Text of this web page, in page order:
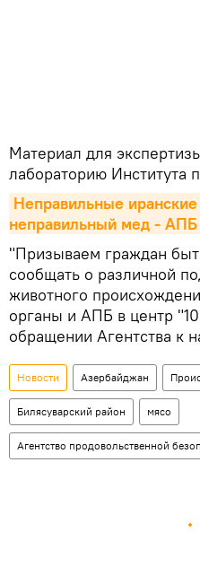
Материал для
лабораторию Института
Неправильные
неправильный мед -
"Призываем граждан
сообщать о различной
животного
органы и АПБ в центр
обращении Агентства к
Новости Азербайджан
Билясуварский район мясо
Агентство продовольственной